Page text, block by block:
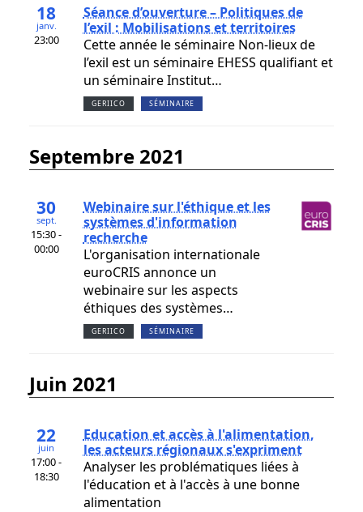
18
janv.
23:00
Séance d’ouverture – Politiques de
l’exil : Mobilisations et territoires
Cette année le séminaire Non-lieux de
l’exil est un séminaire EHESS qualifiant et
un séminaire Institut…
GERIICO SÉMINAIRE
septembre 2021
30
sept.
15:30 -
00:00
Webinaire sur l'éthique et les
systèmes d'information
recherche
L'organisation internationale
euroCRIS annonce un
webinaire sur les aspects
éthiques des systèmes…
GERIICO SÉMINAIRE
juin 2021
22
juin
17:00 -
18:30
Education et accès à l'alimentation,
les acteurs régionaux s'expriment
Analyser les problématiques liées à
l'éducation et à l'accès à une bonne
alimentation